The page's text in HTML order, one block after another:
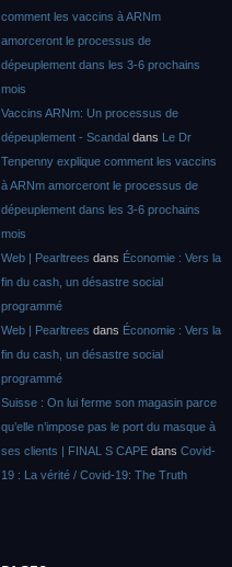
comment les vaccins à ARNm
amorceront le processus de
dépeuplement dans les 3-6 prochains
mois
Vaccins ARNm: Un processus de
dépeuplement - Scandal dans Le Dr
Tenpenny explique comment les vaccins
à ARNm amorceront le processus de
dépeuplement dans les 3-6 prochains
mois
Web | Pearltrees dans Économie : Vers la
fin du cash, un désastre social
programmé
Web | Pearltrees dans Économie : Vers la
fin du cash, un désastre social
programmé
Suisse : On lui ferme son magasin parce
qu’elle n’impose pas le port du masque à
ses clients | FINAL S CAPE dans Covid-
19 : La vérité / Covid-19: The Truth